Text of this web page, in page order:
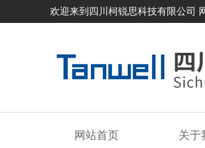
欢迎来到四川柯锐思科技有限公司
网站首页 关于